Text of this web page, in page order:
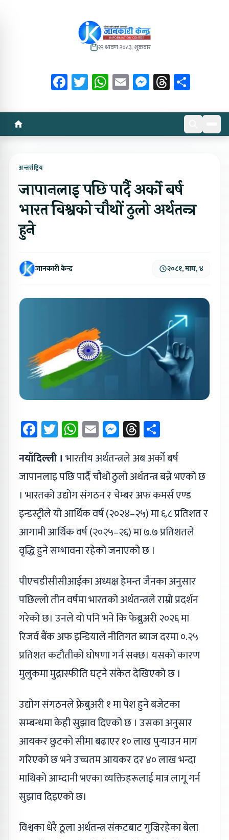
२२ श्रावण २०८३, शुक्रबार
Facebook
Twitter
WhatsApp
EmailMessenger
Threads
अन्तर्राष्ट्रिय
जापानलाइ पछि पार्दै अर्को बर्ष
भारत विश्वको चौथों ठुलो अर्थतन्त्र
हुने
जानकारी केन्द्र २०८१, माघ, ४
Facebook
Twitter
WhatsApp
EmailMessenger
Threads
नयाँदिल्ली । भारतीय अर्थतन्त्रले अब अर्को बर्ष
जापानलाइ पछि पार्दै चौथों ठुलो अर्थतन्त्र बन्ने भएको छ
। भारतको उद्योग संगठन र चेम्बर अफ कमर्स एण्ड
इन्डस्ट्रीले यो आर्थिक वर्ष (२०२४–२५) मा ६.८ प्रतिशत र
आगामी आर्थिक वर्ष (२०२५–२६) मा ७.७ प्रतिशतले
वृद्धि हुने सम्भावना रहेको जनाएको छ ।
पीएचडीसीसीआईका अध्यक्ष हेमन्त जैनका अनुसार
पछिल्लो तीन वर्षमा भारतको अर्थतन्त्रले राम्रो प्रदर्शन
गरेको छ। उनले यो पनि भने कि फेब्रुअरी २०२६ मा
रिजर्व बैंक अफ इन्डियाले नीतिगत ब्याज दरमा ०.२५
प्रतिशत कटौतीको घोषणा गर्न सक्छ। यसको कारण
मुलुकमा मुद्रास्फीति घट्ने संकेत देखिएको छ ।
उद्योग संगठनले फ्रेबुअरी १ मा पेश हुने बजेटका
सम्बन्धमा केही सुझाव दिएको छ । उसका अनुसार
आयकर छुटको सीमा बढाएर १० लाख पुर्‍याउन माग
गरिएको छ भने उच्चतम आयकर दर ४० लाख भन्दा
माथिको आम्दानी भएका व्यक्तिहरूलाई मात्र लागू गर्न
सुझाव दिइएको छ।
विश्वका धेरै ठूला अर्थतन्त्र संकटबाट गुज्रिरहेका बेला